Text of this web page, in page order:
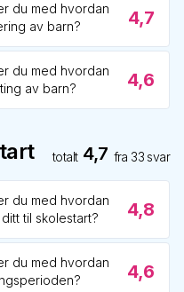
du med hvordan
av barn?
4,7
du med hvordan
av barn?
4,6
totalt 4,7 fra 33 svar
du med hvordan
til skolestart?
4,8
du med hvordan
4,6